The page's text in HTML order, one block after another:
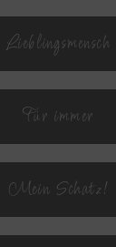
Textvorschau
Textvorschau
Textvorschau
Lieblingsmensch
Für immer
Mein Schatz!